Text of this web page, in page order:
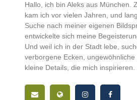
Hallo, ich bin Aleks aus München.
kam ich vor vielen Jahren, und
Suche nach meiner eigenen
entwickelte sich meine
Und weil ich in der Stadt lebe,
verborgene Ecken,
kleine Details, die mich inspirieren.